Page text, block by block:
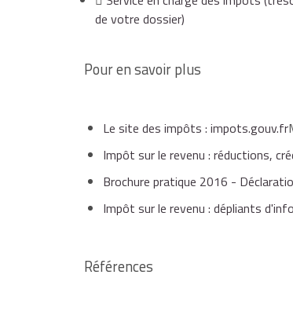
de votre dossier)
Pour en savoir plus
Le site des impôts : impots.gouv.fr
Impôt sur le revenu : réductions,
Brochure pratique 2016 -
Impôt sur le revenu : dépliants
Références